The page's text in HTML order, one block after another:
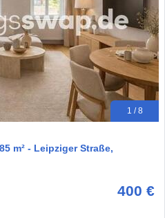
1 / 8
m² - Leipziger Straße,
400 €